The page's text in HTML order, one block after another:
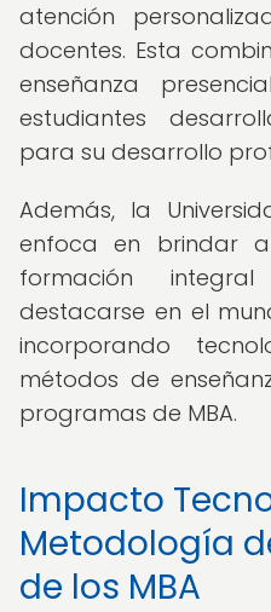
atención
docentes. Esta
enseñanza
estudiantes
para su desarrollo
Además, la
enfoca en brindar
formación
destacarse en el
incorporando
métodos de
programas de MBA.
Impacto
Metodología
de los MBA